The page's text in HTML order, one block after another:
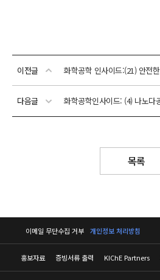
이전글
다음글
목록
이메일 무단수집 거부 개인정보 처리방침
홍보자료 증빙서류 출력 KIChE Partners